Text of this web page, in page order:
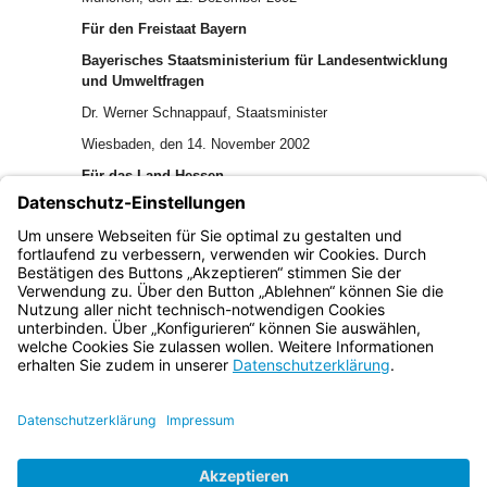
Für den Freistaat Bayern
Bayerisches Staatsministerium für Landesentwicklung
und Umweltfragen
Dr. Werner Schnappauf, Staatsminister
Wiesbaden, den 14. November 2002
Für das Land Hessen
Der Hessische Minister für Umwelt, Landwirtschaft und
Forsten
Wilhelm Dietzel, Staatsminister
Bayern.de
BayernPortal
Impressum